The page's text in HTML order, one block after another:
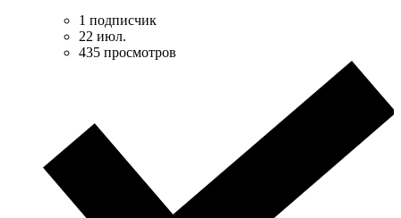
1 подписчик
22 июл.
435 просмотров